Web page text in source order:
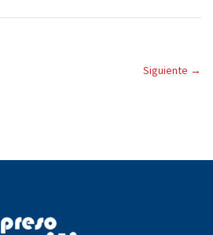
Siguiente →